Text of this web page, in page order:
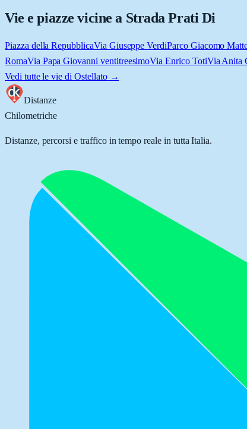
Vie e piazze vicine a Strada Prati Di
Piazza della RepubblicaVia Giuseppe VerdiParco Giacomo
RomaVia Papa Giovanni ventitreesimoVia Enrico TotiVia Anita
Vedi tutte le vie di Ostellato→
Distanze
Chilometriche
Distanze, percorsi e traffico in tempo reale in tutta Italia.